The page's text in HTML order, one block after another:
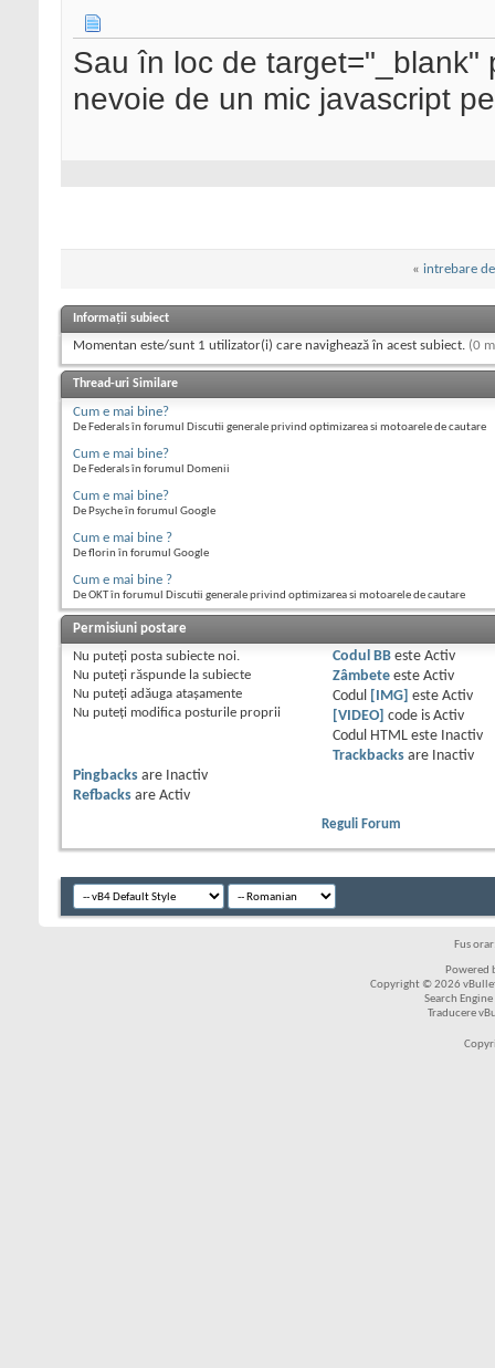
Sau în loc de target="_blank"
nevoie de un mic javascript
« intrebare
Informații subiect
Momentan este/sunt 1 utilizator(i) care navighează în acest subiect. (0
Thread-uri Similare
Cum e mai bine?
De Federals în forumul Discutii generale privind optimizarea si motoarele de cautare
Cum e mai bine?
De Federals în forumul Domenii
Cum e mai bine?
De Psyche în forumul Google
Cum e mai bine ?
De florin în forumul Google
Cum e mai bine ?
De OKT în forumul Discutii generale privind optimizarea si motoarele de cautare
Permisiuni postare
Nu puteţi posta subiecte noi.
Nu puteţi răspunde la subiecte
Nu puteţi adăuga ataşamente
Nu puteţi modifica posturile proprii
Codul BBeste Activ
Zâmbeteeste Activ
Codul
[IMG] este Activ
[VIDEO]
code is Activ
Codul HTML este
Inactiv
Trackbacksare
Inactiv
Pingbacks are
Inactiv
Refbacks are Activ
Reguli Forum
Fus
Powered
Copyright © 2026
Search
Traducere